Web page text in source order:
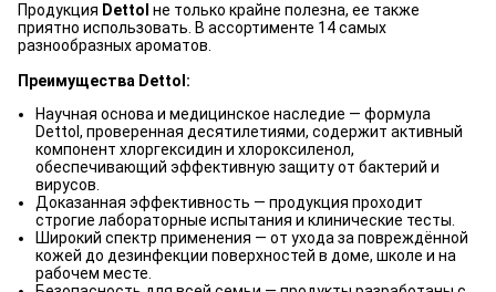
Продукция Dettol не только крайне полезна, ее также
приятно использовать. В ассортименте 14 самых
разнообразных ароматов.
Преимущества Dettol:
Научная основа и медицинское наследие — формула
Dettol, проверенная десятилетиями, содержит активный
компонент хлоргексидин и хлороксиленол,
обеспечивающий эффективную защиту от бактерий и
вирусов.
Доказанная эффективность — продукция проходит
строгие лабораторные испытания и клинические тесты.
Широкий спектр применения — от ухода за повреждённой
кожей до дезинфекции поверхностей в доме, школе и на
рабочем месте.